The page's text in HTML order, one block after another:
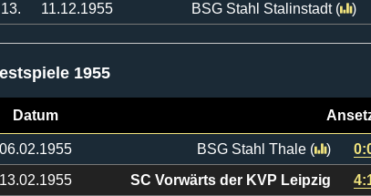
13.
11.12.1955 BSG Stahl Stalinstadt ( )
1955
Datum
06.02.1955 BSG Stahl Thale ( )
13.02.1955
SC Vorwärts der KVP Leipzig